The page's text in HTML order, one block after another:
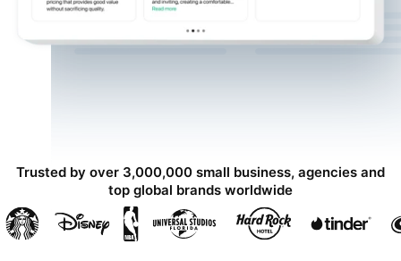
Trusted by over 3,000,000 small business, agencies and
top global brands worldwide